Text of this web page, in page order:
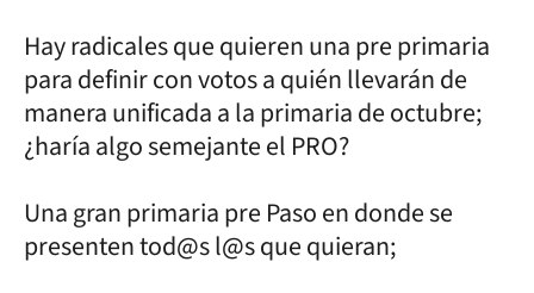
Hay radicales que quieren una pre primaria
para definir con votos a quién llevarán de
manera unificada a la primaria de octubre;
¿haría algo semejante el PRO?
Una gran primaria pre Paso en donde se
presenten tod@s l@s que quieran;